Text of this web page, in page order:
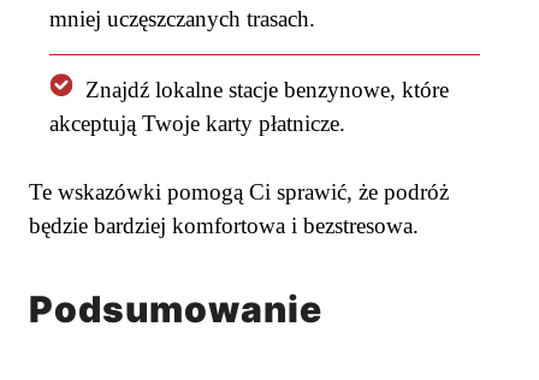
mniej uczęszczanych trasach.
Znajdź lokalne stacje benzynowe, które
akceptują Twoje karty płatnicze.
Te wskazówki pomogą Ci sprawić, że podróż
będzie bardziej komfortowa i bezstresowa.
Podsumowanie